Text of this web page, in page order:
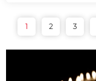
1 2 3